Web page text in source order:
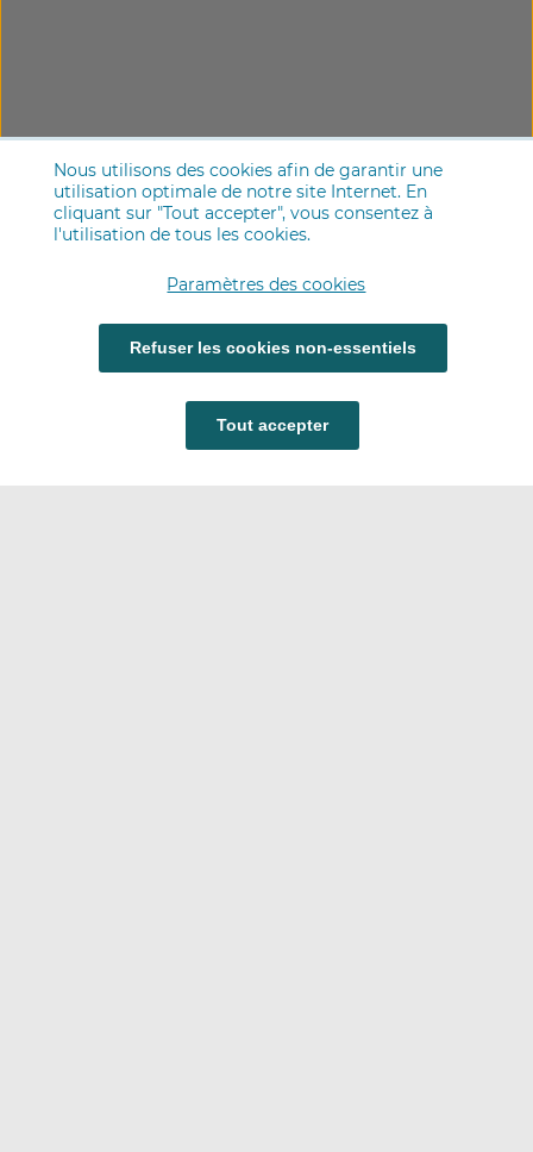
Nous utilisons des cookies afin de garantir une
utilisation optimale de notre site Internet. En
cliquant sur "Tout accepter", vous consentez à
l'utilisation de tous les cookies.
Paramètres des cookies
Refuser les cookies non-essentiels
Tout accepter